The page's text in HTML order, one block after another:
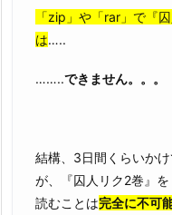
「zip」や「rar」で『
は…..
……..できません。。。
結構、3日間くらいか
が、『囚人リク2巻』
読むことは完全に不可